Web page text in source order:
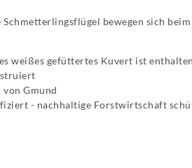
bewegen sich
weißes gefüttertes Kuvert ist
Gmund
- nachhaltige Forstwirtschaft